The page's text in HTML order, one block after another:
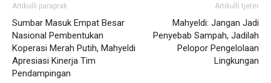
Artikulli paraprak
Sumbar Masuk Empat Besar
Nasional Pembentukan
Koperasi Merah Putih, Mahyeldi
Apresiasi Kinerja Tim
Pendampingan
Artikulli tjetër
Mahyeldi: Jangan Jadi
Penyebab Sampah, Jadilah
Pelopor Pengelolaan
Lingkungan